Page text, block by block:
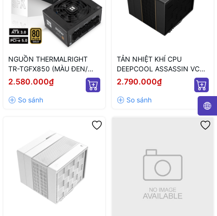
NGUỒN THERMALRIGHT
TR-TGFX850 (MÀU ĐEN/
CHUẨN SFX/ FULL
MODULAR/ 850W)
2.580.000₫
TẢN NHIỆT KHÍ CPU
DEEPCOOL ASSASSIN VC
ELITE (MÀU ĐEN)
2.790.000₫